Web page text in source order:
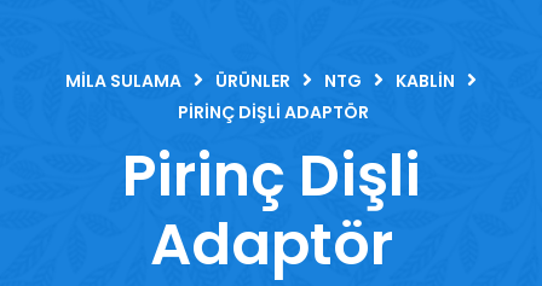
MILA SULAMA ÜRÜNLER NTG
KABLIN
PIRINÇ DIŞLI ADAPTÖR
Pirinç Dişli
Adaptör